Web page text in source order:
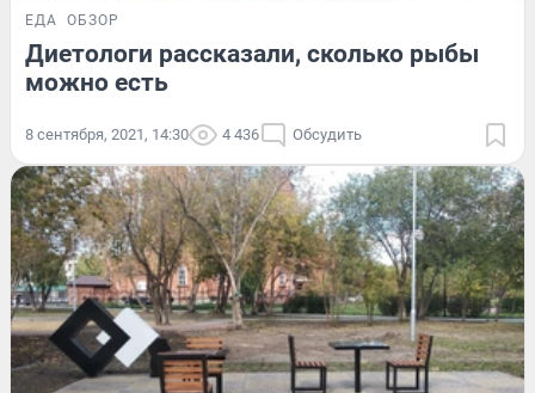
ЕДА ОБЗОР
Диетологи рассказали, сколько рыбы
можно есть
8 сентября, 2021, 14:30 4 436 Обсудить